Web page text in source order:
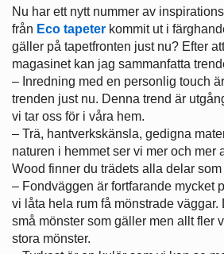
Nu har ett nytt nummer av
från Eco tapeter kommit ut i
gäller på tapetfronten just nu? Efter
magasinet kan jag sammanfatta
– Inredning med en personlig touch
trenden just nu. Denna trend är
vi tar oss för i våra hem.
– Trä, hantverkskänsla, gedigna
naturen i hemmet ser vi mer och mer
Wood finner du trädets alla delar som
– Fondväggen är fortfarande mycket
vi låta hela rum få mönstrade väggar.
små mönster som gäller men allt fler
stora mönster.